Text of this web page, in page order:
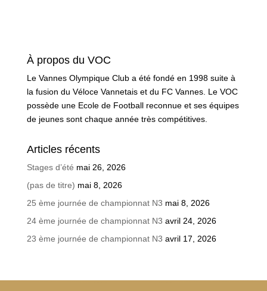
À propos du VOC
Le Vannes Olympique Club a été fondé en 1998 suite à
la fusion du Véloce Vannetais et du FC Vannes. Le VOC
possède une Ecole de Football reconnue et ses équipes
de jeunes sont chaque année très compétitives.
Articles récents
Stages d’été mai 26, 2026
(pas de titre) mai 8, 2026
25 ème journée de championnat N3 mai 8, 2026
24 ème journée de championnat N3 avril 24, 2026
23 ème journée de championnat N3 avril 17, 2026